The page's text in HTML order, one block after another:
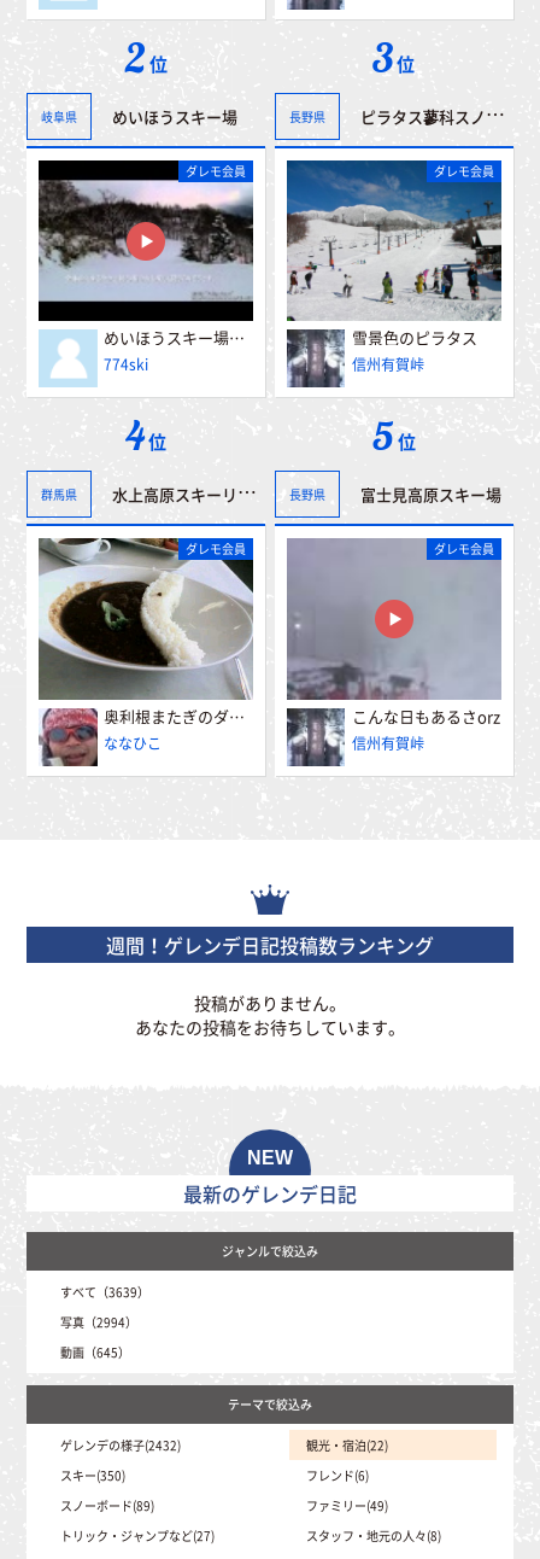
2位
岐阜県 めいほうスキー場
ダレモ会員
めいほうスキー場 α５００山頂～第一レストハウス
774ski
3位
長野県 ピラタス蓼科スノーリゾート
ダレモ会員
雪景色のピラタス
信州有賀峠
4位
群馬県 水上高原スキーリゾート
ダレモ会員
奥利根またぎのダムカレー
ななひこ
5位
長野県 富士見高原スキー場
ダレモ会員
こんな日もあるさorz
信州有賀峠
週間！ゲレンデ日記投稿数ランキング
投稿がありません。
あなたの投稿をお待ちしています。
最新のゲレンデ日記
すべて（3639）
写真（2994）
動画（645）
ゲレンデの様子(2432)
スキー(350)
スノーボード(89)
トリック・ジャンプなど(27)
観光・宿泊(22)
フレンド(6)
ファミリー(49)
スタッフ・地元の人々(8)